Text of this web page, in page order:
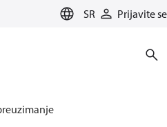
SR Prijavite se
za grejanje